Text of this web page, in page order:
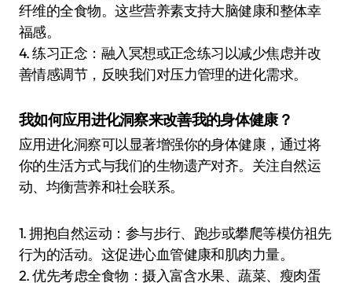
纤维的全食物。这些营养素支持大脑健康和整体幸
福感。
4. 练习正念：融入冥想或正念练习以减少焦虑并改
善情感调节，反映我们对压力管理的进化需求。
我如何应用进化洞察来改善我的身体健康？
应用进化洞察可以显著增强你的身体健康，通过将
你的生活方式与我们的生物遗产对齐。关注自然运
动、均衡营养和社会联系。
1. 拥抱自然运动：参与步行、跑步或攀爬等模仿祖先
行为的活动。这促进心血管健康和肌肉力量。
2. 优先考虑全食物：摄入富含水果、蔬菜、瘦肉蛋